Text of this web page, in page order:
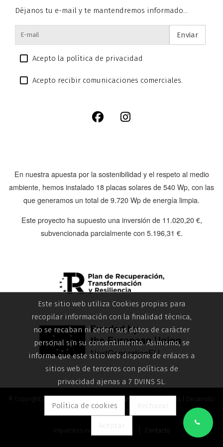
Déjanos tu e-mail y te mantendremos informado...
Enviar
Acepto la política de privacidad
Acepto recibir comunicaciones comerciales.
En nuestra apuesta por la sostenibilidad y el respeto al medio
ambiente, hemos instalado 18 placas solares de 540 Wp, con las
que generamos un total de 9.720 Wp de energía limpia.
Este proyecto ha supuesto una inversión de 11.020,20 €,
subvencionada parcialmente con 5.196,31 €.
© Copyright 2026 | Política de privacidad Cookies| Desarrollo
Impuestos incluidos Inicio Contacto
Este sitio web utiliza Cookies propias para
recopilar información con la finalidad técnica,
no se recaban ni ceden sus datos de carácter
personal sin su consentimiento. Asimismo, se
informa que este sitio web dispone de enlaces a
sitios web de terceros con políticas de
privacidad ajenas a 7 DVINS SL.
Política de cookies Rechazar
Aceptar